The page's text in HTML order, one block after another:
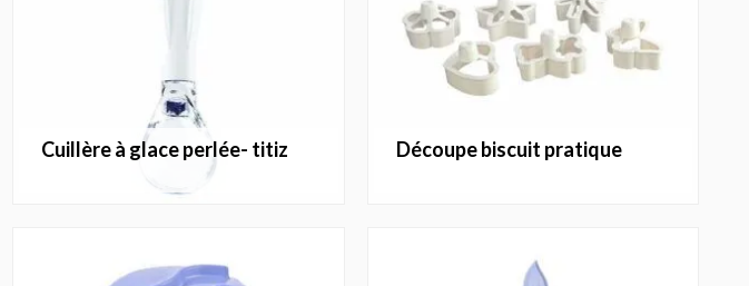
cuillère à glace perlée- titiz découpe biscuit pratique